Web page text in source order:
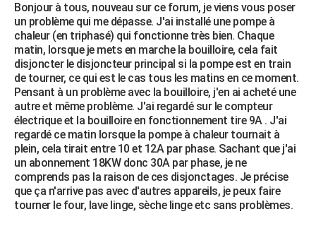
Essais
Réserver un essai
Citadines
Berlines
SUV
Forum auto
+HIGH-TECH
Mobiles
Meilleur smartphone
Internet
Ordinateurs
Jeux vidéo
Guide high-tech
+BRICOLAGE
Forum
Aménagement intérieur
Extérieur
Cuisine
Salle de bains
Jardinage
Rangement
WEEK-END
Guides de France
Escapades
Patrimoine
Expositions
Musées
Week-end nature
LIFESTYLE
Art de vivre
Modes de vie
SANTE
Alimentation
Guide de la santé
Maladies
Médicaments
Sommeil
VOYAGE
Destinations
City break
Voyage nature
Voyage de noces
Forum
Climat
+PHOTO
Bonjour à tous, nouveau sur ce forum, je viens vous poser
un problème qui me dépasse. J'ai installé une pompe à
chaleur (en triphasé) qui fonctionne très bien. Chaque
matin, lorsque je mets en marche la bouilloire, cela fait
disjoncter le disjoncteur principal si la pompe est en train
de tourner, ce qui est le cas tous les matins en ce moment.
Pensant à un problème avec la bouilloire, j'en ai acheté une
autre et même problème. J'ai regardé sur le compteur
électrique et la bouilloire en fonctionnement tire 9A . J'ai
regardé ce matin lorsque la pompe à chaleur tournait à
plein, cela tirait entre 10 et 12A par phase. Sachant que j'ai
un abonnement 18KW donc 30A par phase, je ne
comprends pas la raison de ces disjonctages. Je précise
que ça n'arrive pas avec d'autres appareils, je peux faire
tourner le four, lave linge, sèche linge etc sans problèmes.